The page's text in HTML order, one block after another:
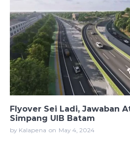
Flyover Sei Ladi, Jawaban
Simpang UIB Batam
by Kalapena on May 4, 2024